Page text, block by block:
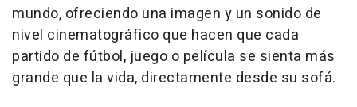
mundo, ofreciendo una imagen y un sonido de
nivel cinematográfico que hacen que cada
partido de fútbol, juego o película se sienta más
grande que la vida, directamente desde su sofá.